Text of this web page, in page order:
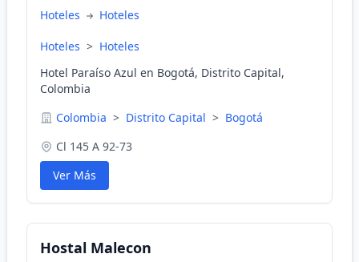
Hoteles Hoteles
Hoteles > Hoteles
Hotel Paraíso Azul en Bogotá, Distrito Capital,
Colombia
Colombia > Distrito Capital > Bogotá
Cl 145 A 92-73
Ver Más
Hostal Malecon